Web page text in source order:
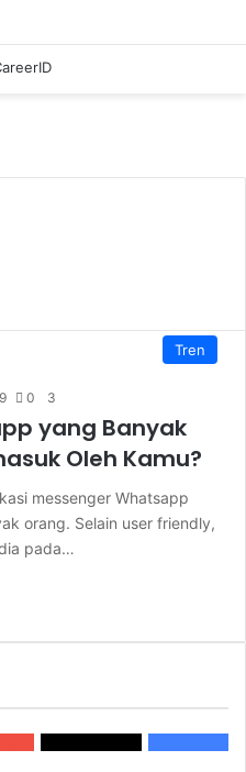
Tren
0 3
yang Banyak
Oleh Kamu?
messenger Whatsapp
orang. Selain user friendly,
pada…